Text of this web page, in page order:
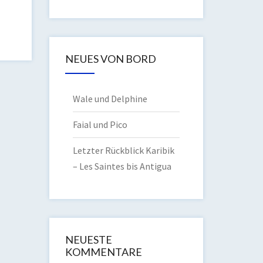
NEUES VON BORD
Wale und Delphine
Faial und Pico
Letzter Rückblick Karibik
– Les Saintes bis Antigua
NEUESTE
KOMMENTARE